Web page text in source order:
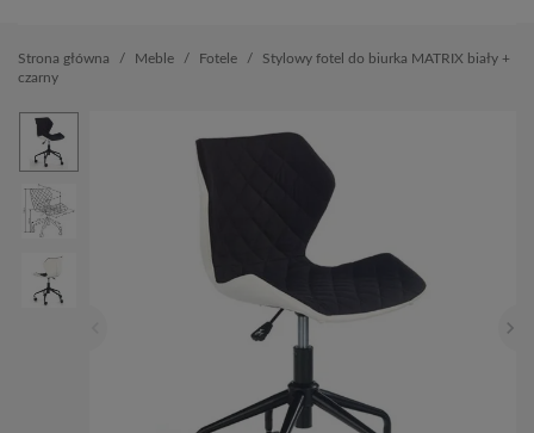
Strona główna Meble Fotele
Stylowy fotel do biurka MATRIX biały +
czarny